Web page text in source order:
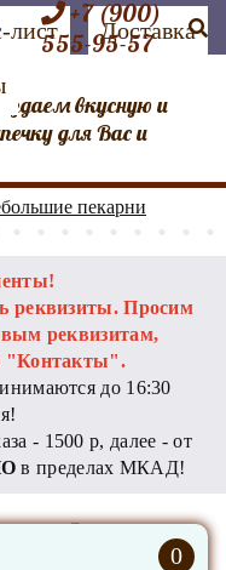
+7 (900)
555-95-57
лист Доставка
вкусную и
для Вас и
пекарни
Просим
реквизитам,
"Контакты".
до 16:30
- 1500 р, далее - от
в пределах МКАД!
0